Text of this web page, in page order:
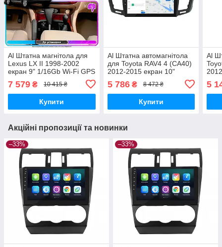
Al Штатна магнітола для
Lexus LX II 1998-2002
екран 9" 1/16Gb Wi-Fi GPS
7 579 ₴ 10 415 ₴
Купити
Al Штатна автомагнітола
для Toyota RAV4 4 (CA40)
2012-2015 екран 10"
5 786₴ 8 472 ₴
Купити
Al
5
Акційні пропозиції та новинки
–33% –33%